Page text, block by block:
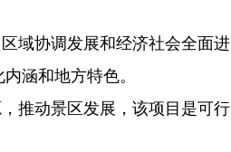
域协调发展和经济社会全面进
涵和地方特色。
推动景区发展，该项目是可行